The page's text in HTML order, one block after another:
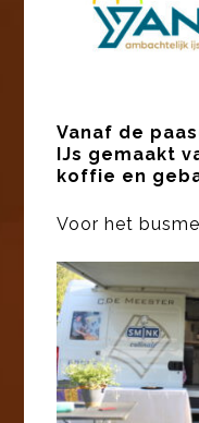
Vanaf de
IJs gemaakt
koffie en
Voor het